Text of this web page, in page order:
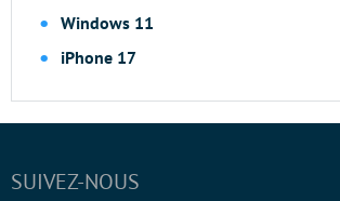
Windows 11
iPhone 17
SUIVEZ-NOUS